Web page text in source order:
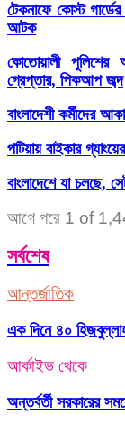
টেকনাফে কোস্ট
আটক
কোতোয়ালী পুলিশের
গ্রেপ্তার, পিকআপ জব্দ
বাংলাদেশী কর্মীদের
পটিয়ায় বাইকার
বাংলাদেশে যা চলছে,
আগে পরে 1 of
সর্বশেষ
আন্তর্জাতিক
এক দিনে ৪০
আর্কাইভ থেকে
অন্তর্বর্তী সরকারের